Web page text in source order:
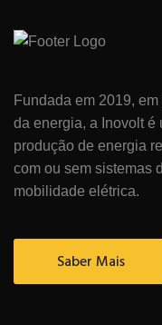
Fundada em 2019,
da energia, a Inovolt é
produção de energia
com ou sem sistemas
mobilidade elétrica.
Saber Mais